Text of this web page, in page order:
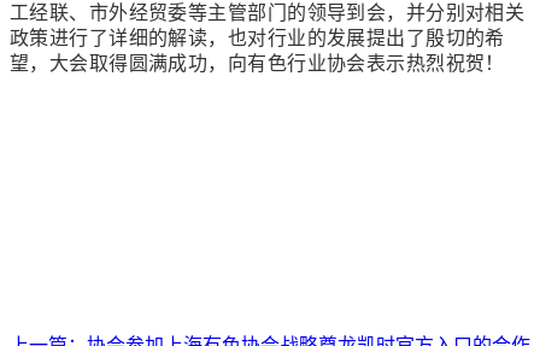
工经联、市外经贸委等主管部门的领导到会，并分别对相关
政策进行了详细的解读，也对行业的发展提出了殷切的希
望，大会取得圆满成功，向有色行业协会表示热烈祝贺！